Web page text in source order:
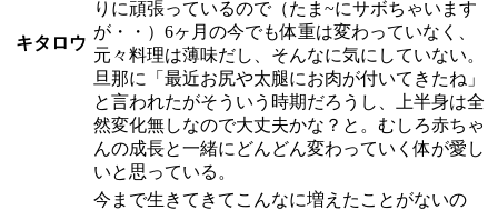
キタロウ
りに頑張っているので（たま~にサボちゃいます
が・・）6ヶ月の今でも体重は変わっていなく、
元々料理は薄味だし、そんなに気にしていない。
旦那に「最近お尻や太腿にお肉が付いてきたね」
と言われたがそういう時期だろうし、上半身は全
然変化無しなので大丈夫かな？と。むしろ赤ちゃ
んの成長と一緒にどんどん変わっていく体が愛し
いと思っている。
今まで生きてきてこんなに増えたことがないの